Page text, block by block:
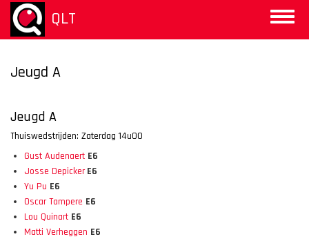
Overslaan
naar
inhoud
Toggle
QLT
Jeugd A
Jeugd A
Thuiswedstrijden: Zaterdag 14u00
Gust Audenaert E6
Josse DepickerE6
Yu Pu E6
Oscar Tampere E6
Lou Quinart E6
Matti Verheggen E6